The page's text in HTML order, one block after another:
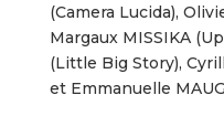
(Camera Lucida),
Margaux MISSIKA
(Little Big Story),
et Emmanuelle